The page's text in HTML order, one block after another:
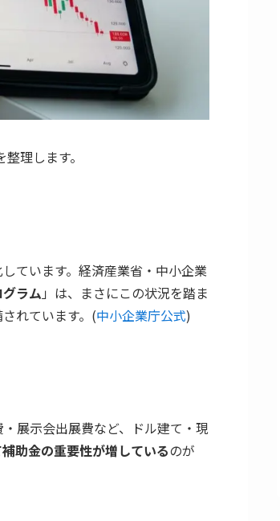
理します。
ています。経済産業省・中小企業
ラム 」は、まさにこの状況を踏ま
れています。(中小企業庁公式)
展示会出展費など、ドル建て・現
助金の重要性が増しているのが